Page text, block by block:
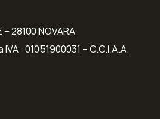
28100 NOVARA
: 01051900031 – C.C.I.A.A.